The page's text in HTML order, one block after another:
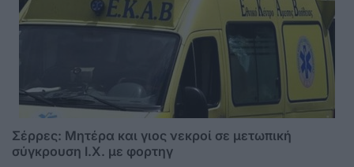
Σέρρες: Μητέρα και γιος νεκροί σε μετωπική
σύγκρουση Ι.Χ. με φορτηγ